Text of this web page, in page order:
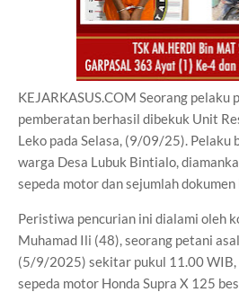
KEJARKASUS.COM Seorang pelaku
pemberatan berhasil dibekuk Unit
Leko pada Selasa, (9/09/25). Pelaku
warga Desa Lubuk Bintialo,
sepeda motor dan sejumlah
Peristiwa pencurian ini dialami oleh
Muhamad Ili (48), seorang petani
(5/9/2025) sekitar pukul 11.00 WIB,
sepeda motor Honda Supra X 125